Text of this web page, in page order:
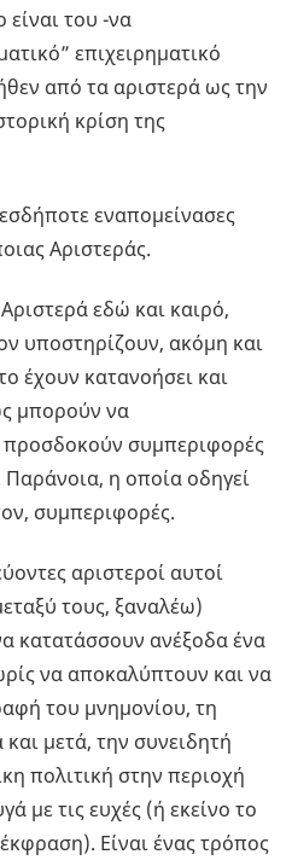
είναι του -να
επιχειρηματικό
από τα αριστερά ως την
κρίση της
εναπομείνασες
Αριστεράς.
εδώ και καιρό,
υποστηρίζουν, ακόμη και
έχουν κατανοήσει και
μπορούν να
προσδοκούν συμπεριφορές
Παράνοια, η οποία οδηγεί
συμπεριφορές.
αριστεροί αυτοί
τους, ξαναλέω)
κατατάσσουν ανέξοδα ένα
να αποκαλύπτουν και να
του μνημονίου, τη
μετά, την συνειδητή
πολιτική στην περιοχή
με τις ευχές (ή εκείνο το
Είναι ένας τρόπος